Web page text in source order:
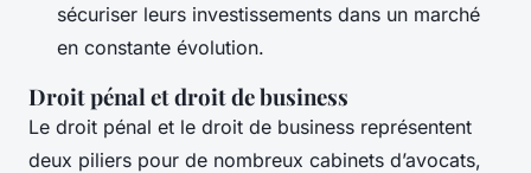
sécuriser leurs investissements dans un marché
en constante évolution.
Droit pénal et droit de business
Le droit pénal et le droit de business représentent
deux piliers pour de nombreux cabinets d’avocats,